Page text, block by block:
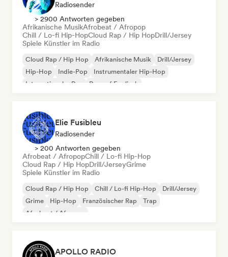
Radiosender
> 2900 Antworten gegeben
Afrikanische MusikAfrobeat / Afropop
Chill / Lo-fi Hip-HopCloud Rap / Hip HopDrill/Jersey
Spiele Künstler im Radio
Cloud Rap / Hip Hop Afrikanische Musik
Drill/Jersey
Hip-Hop
Indie-Pop
Instrumentaler Hip-Hop
Internationaler Rap
Rap auf Englisch
Elie Fusibleu
Radiosender
> 200 Antworten gegeben
Afrobeat / AfropopChill / Lo-fi Hip-Hop
Cloud Rap / Hip HopDrill/JerseyGrime
Spiele Künstler im Radio
Cloud Rap / Hip Hop Chill / Lo-fi Hip-Hop
Drill/Jersey
Grime
Hip-Hop Französischer Rap
Trap
Afrobeat / Afropop
APOLLO RADIO